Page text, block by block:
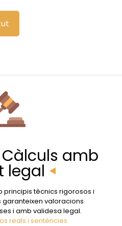
amb
legal
principis tècnics rigorosos i
valoracions
i amb validesa legal.
reals i sentències